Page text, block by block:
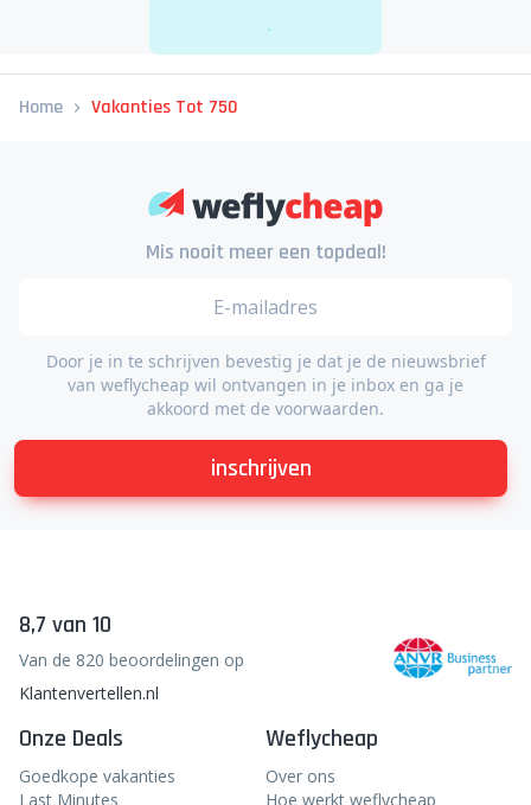
Home Vakanties Tot 750
Mis nooit meer een topdeal!
Door je in te schrijven bevestig je dat je de nieuwsbrief
van weflycheap wil ontvangen in je inbox en ga je
akkoord met de voorwaarden.
inschrijven
8,7 van 10
Van de 820 beoordelingen op
Klantenvertellen.nl
Onze Deals
Goedkope vakanties
Last Minutes
Weflycheap
Over ons
Hoe werkt weflycheap